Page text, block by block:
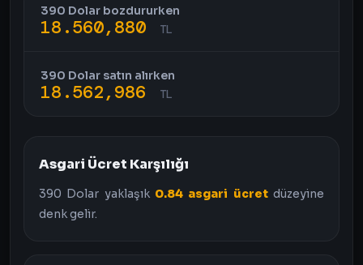
390 Dolar bozdururken
18.560,880 TL
390 Dolar satın alırken
18.562,986 TL
Asgari Ücret Karşılığı
390 Dolar yaklaşık 0.84 asgari ücretdüzeyine
denk gelir.